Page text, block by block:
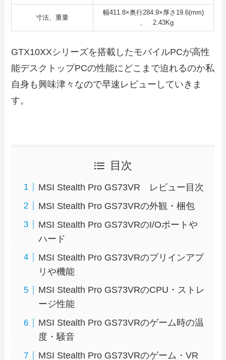
寸法、重量
幅411.8×奥行284.9×厚さ19.6(mm)
、 2.43Kg
GTX10XXシリーズを搭載したモバイルPCが高性
能デスクトップPCの性能にどこまで迫れるのか私
自身も興味津々なので早速レビューしていきま
す。
目次
MSI Stealth Pro GS73VR レビュー目次
MSI Stealth Pro GS73VRの外観・梱包
MSI Stealth Pro GS73VRのI/Oポートや
ハード
MSI Stealth Pro GS73VRのプリインアプ
リや機能
MSI Stealth Pro GS73VRのCPU・ストレ
ージ性能
MSI Stealth Pro GS73VRのゲーム時の温
度・騒音
MSI Stealth Pro GS73VRのゲーム・VR